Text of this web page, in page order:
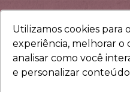
Utilizamos cookies para
experiência, melhorar o
analisar como você
e personalizar